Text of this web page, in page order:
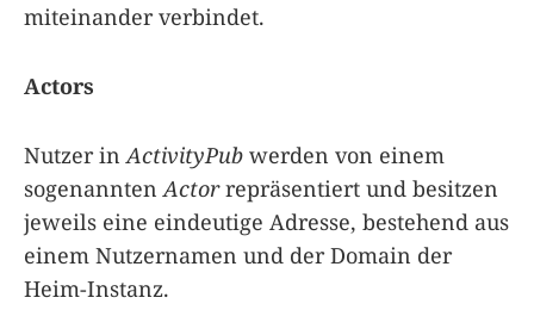
miteinander verbindet.
Actors
Nutzer in ActivityPub werden von einem
sogenannten Actorrepräsentiert und besitzen
jeweils eine eindeutige Adresse, bestehend aus
einem Nutzernamen und der Domain der
Heim-Instanz.